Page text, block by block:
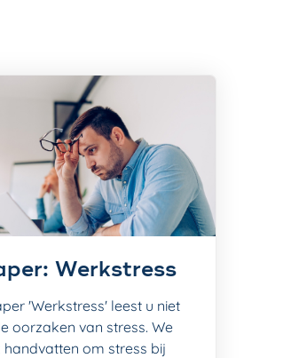
Werkstress
'Werkstress' leest u niet
oorzaken van stress. We
handvatten om stress bij